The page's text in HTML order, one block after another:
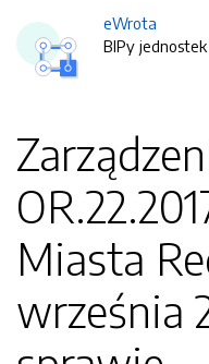
eWrota
BIPy
Miasta
września